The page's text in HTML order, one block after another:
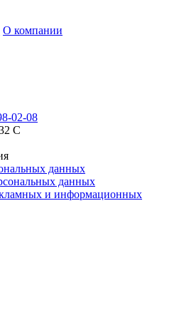
О компании
02-08
С
данных
данных
и информационных